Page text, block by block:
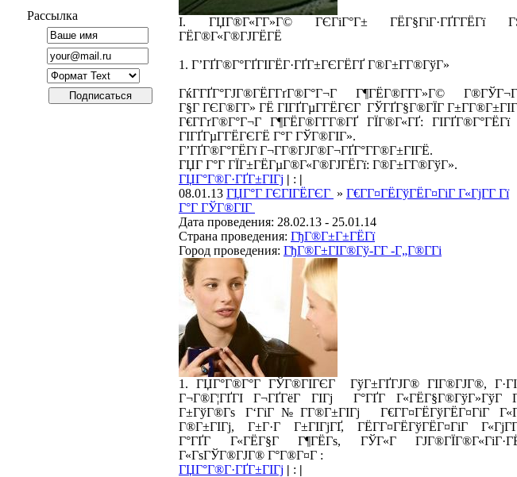
Рассылка
I. ГЏГ®Г«Г­Г»Г© ГЄГіГ°Г± ГЁГ§ГіГ·ГҐГ­ГЁГї
ГЁГ®Г«Г®ГЈГЁГЁ
1. Г’ГҐГ®Г°ГҐГІГЁГ·ГҐГ±ГЄГЁГҐ Г®Г±Г­Г®ГўГ»
ГќГ­ГҐГ°ГЈГ®ГЁГ­ГґГ®Г°Г¬Г Г¶ГЁГ®Г­Г­Г»Г©
Г§Г ГЄГ®Г­Г» ГЁ ГІГҐГµГ­ГЁГЄГ ГЎГҐГ§Г®ГЇГ
Г€Г­ГґГ®Г°Г¬Г Г¶ГЁГ®Г­Г­Г®ГҐ ГЇГ®Г«ГҐ: ГІГҐГ®Г°ГЁГї
ГІГҐГµГ­ГЁГЄГЁ Г°Г ГЎГ®ГІГ».
Г’ГҐГ®Г°ГЁГї Г¬Г­Г®ГЈГ®Г¬ГҐГ°Г­Г®Г±ГІГЁ.
ГЏГ Г°Г ГЇГ±ГЁГµГ®Г«Г®ГЈГЁГї: Г®Г±Г­Г®ГўГ».
ГЏГ°Г®Г·ГҐГ±ГІГј | : |
08.01.13 ГЏГ°Г ГЄГІГЁГЄГ » Г€Г­Г¤ГЁГўГЁГ¤ГіГ Г«ГјГ­Г Гї
Г°Г ГЎГ®ГІГ
Дата проведения: 28.02.13 - 25.01.14
Страна проведения: ГђГ®Г±Г±ГЁГї
Город проведения: ГђГ®Г±ГІГ®Гў-Г­Г -Г„Г®Г­Гі
1. ГЏГ°Г®Г°Г ГЎГ®ГІГЄГ ГўГ±ГҐГЈГ® ГІГ®ГЈГ®,
Г¬Г®Г¦ГҐГІ Г¬ГҐГёГ ГІГј Г°ГҐГ Г«ГЁГ§Г®ГўГ»ГўГ
Г±ГўГ®Гѕ Г‘ГіГ№Г­Г®Г±ГІГј Г€Г­Г¤ГЁГўГЁГ¤ГіГ
Г®Г±ГІГј, Г±Г·Г Г±ГІГјГҐ, ГЁГ­Г¤ГЁГўГЁГ¤ГіГ
Г°ГҐГ Г«ГЁГ§Г Г¶ГЁГѕ, ГЎГ«Г
Г«ГѕГЎГ®ГЈГ® Г°Г®Г¤Г :
ГЏГ°Г®Г·ГҐГ±ГІГј | : |